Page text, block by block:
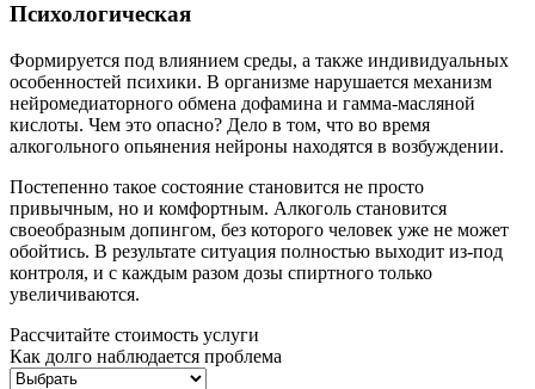
Психологическая
Формируется под влиянием среды, а также индивидуальных
особенностей психики. В организме нарушается механизм
нейромедиаторного обмена дофамина и гамма-масляной
кислоты. Чем это опасно? Дело в том, что во время
алкогольного опьянения нейроны находятся в возбуждении.
Постепенно такое состояние становится не просто
привычным, но и комфортным. Алкоголь становится
своеобразным допингом, без которого человек уже не может
обойтись. В результате ситуация полностью выходит из-под
контроля, и с каждым разом дозы спиртного только
увеличиваются.
Рассчитайте стоимость услуги
Как долго наблюдается проблема